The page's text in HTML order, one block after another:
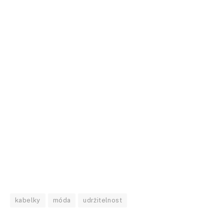
kabelky móda udržitelnost